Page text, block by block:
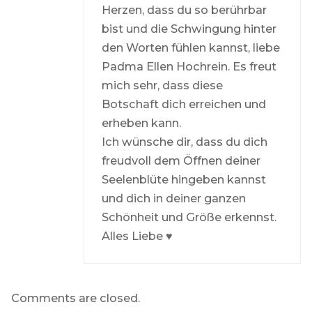
Herzen, dass du so berührbar
bist und die Schwingung hinter
den Worten fühlen kannst, liebe
Padma Ellen Hochrein. Es freut
mich sehr, dass diese
Botschaft dich erreichen und
erheben kann.
Ich wünsche dir, dass du dich
freudvoll dem Öffnen deiner
Seelenblüte hingeben kannst
und dich in deiner ganzen
Schönheit und Größe erkennst.
Alles Liebe ♥
Comments are closed.